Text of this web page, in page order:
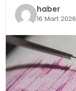
OTOMOBIL
haber
16 Mart 2026